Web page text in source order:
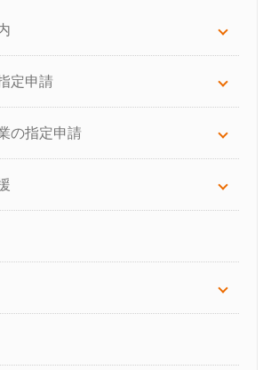
内について
ポート
き代行
構築
向けBCP作成コンサルティング
定申請
介護保険）
デイサービス）
の指定申請
イ・児童発達支援
介護保険、障害福祉サービス）
就労移行支援
ビス事業の開業でお困りの方へ
業の開業でお困りの方へ
障害福祉事業所の開業の流れ
ついて